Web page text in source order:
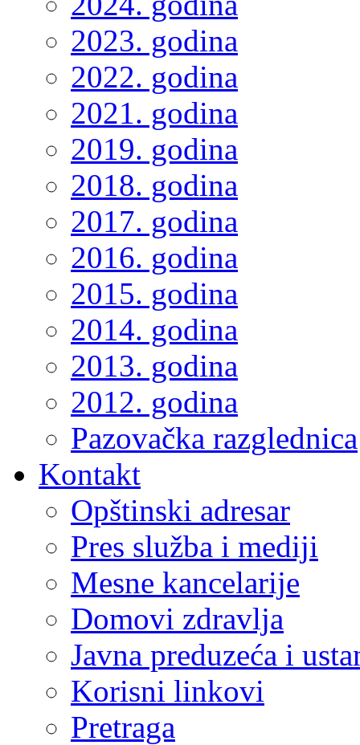
2023. godina
2022. godina
2021. godina
2019. godina
2018. godina
2017. godina
2016. godina
2015. godina
2014. godina
2013. godina
2012. godina
Pazovačka razglednica
Kontakt
Opštinski adresar
Pres služba i mediji
Mesne kancelarije
Domovi zdravlja
Javna preduzeća i
Korisni linkovi
Pretraga